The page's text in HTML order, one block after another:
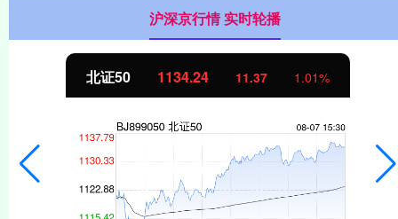
沪深京行情 实时轮播
1.01% 创业板指